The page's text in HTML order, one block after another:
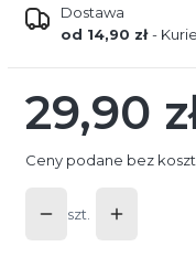
Dostawa
od 14,90 zł- Kurier
Cena
29,90
Ceny podane bez
szt.